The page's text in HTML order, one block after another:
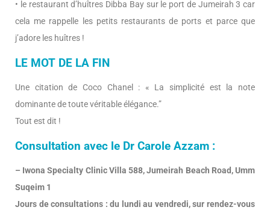
• le restaurant d’huîtres Dibba Bay sur le port de Jumeirah 3 car
cela me rappelle les petits restaurants de ports et parce que
j’adore les huîtres !
LE MOT DE LA FIN
Une citation de Coco Chanel : « La simplicité est la note
dominante de toute véritable élégance.”
Tout est dit !
Consultation avec le Dr Carole Azzam :
– Iwona Specialty Clinic Villa 588, Jumeirah Beach Road, Umm
Suqeim 1
Jours de consultations : du lundi au vendredi, sur rendez-vous